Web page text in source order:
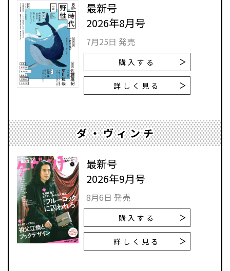
最新号
2026年8月号
7月25日 発売
購入する
詳しく見る
ダ・ヴィンチ
最新号
2026年9月号
8月6日 発売
購入する
詳しく見る